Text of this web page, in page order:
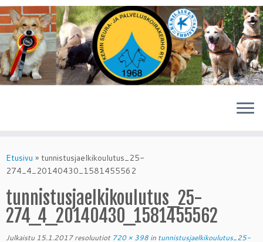
to
content
Etusivu » tunnistusjaelkikoulutus_25-
274_4_20140430_1581455562
tunnistusjaelkikoulutus_25-
274_4_20140430_1581455562
Julkaistu 15.1.2017resoluutiot720 × 398 in tunnistusjaelkikoulutus_25-